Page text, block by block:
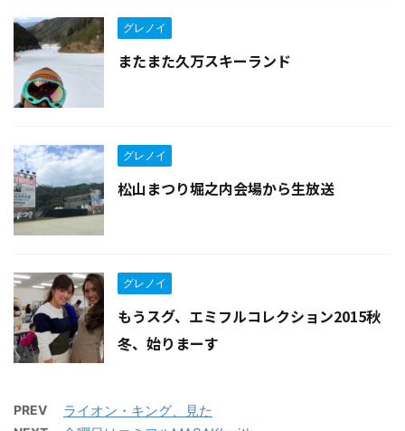
グレノイ
またまた久万スキーランド
グレノイ
松山まつり堀之内会場から生放送
グレノイ
もうスグ、エミフルコレクション2015秋
冬、始りまーす
PREV ライオン・キング、見た